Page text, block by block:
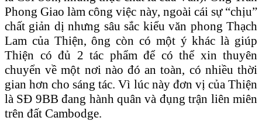
Phong Giao làm công việc này, ngoài cái sự “chịu”
chất giản dị nhưng sâu sắc kiểu văn phong Thạch
Lam của Thiện, ông còn có một ý khác là giúp
Thiện có đủ 2 tác phẩm để có thể xin thuyên
chuyển về một nơi nào đó an toàn, có nhiều thời
gian hơn cho sáng tác. Vì lúc này đơn vị của Thiện
là SĐ 9BB đang hành quân và đụng trận liên miên
trên đất Cambodge.